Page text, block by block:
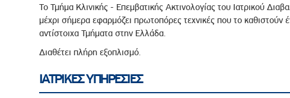
Ελέγχου Κανονισμός Λειτουργίας
Ανάπτυξης 2023
Ανάπτυξης 2024
Επιμέλειας Τρίτων Μερών
Προστασίας και Προαγωγής των Δικαιωμάτων των
Το Τμήμα Κλινικής - Επεμβατικής Ακτινολογίας του Ιατρικού
μέχρι σήμερα εφαρμόζει πρωτοπόρες τεχνικές που το
αντίστοιχα Τμήματα στην Ελλάδα.
Διαθέτει πλήρη εξοπλισμό.
ΙΑΤΡΙΚΕΣ ΥΠΗΡΕΣΙΕΣ